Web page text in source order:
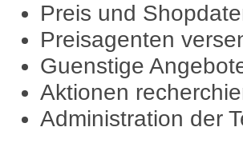
Preis und
Preisagenten
Guenstige
Aktionen
Administration der